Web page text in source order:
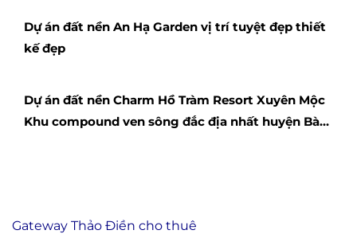
Dự án đất nền An Hạ Garden vị trí tuyệt đẹp thiết
kế đẹp
Dự án đất nền Charm Hồ Tràm Resort Xuyên Mộc
Khu compound ven sông đắc địa nhất huyện Bà
Gateway Thảo Điền cho thuê